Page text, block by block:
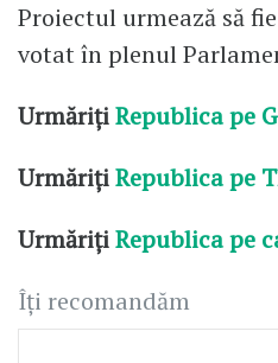
Proiectul urmează să
votat în plenul
UrmărițiRepublica pe
UrmărițiRepublica pe
UrmărițiRepublica pe
Îți recomandăm